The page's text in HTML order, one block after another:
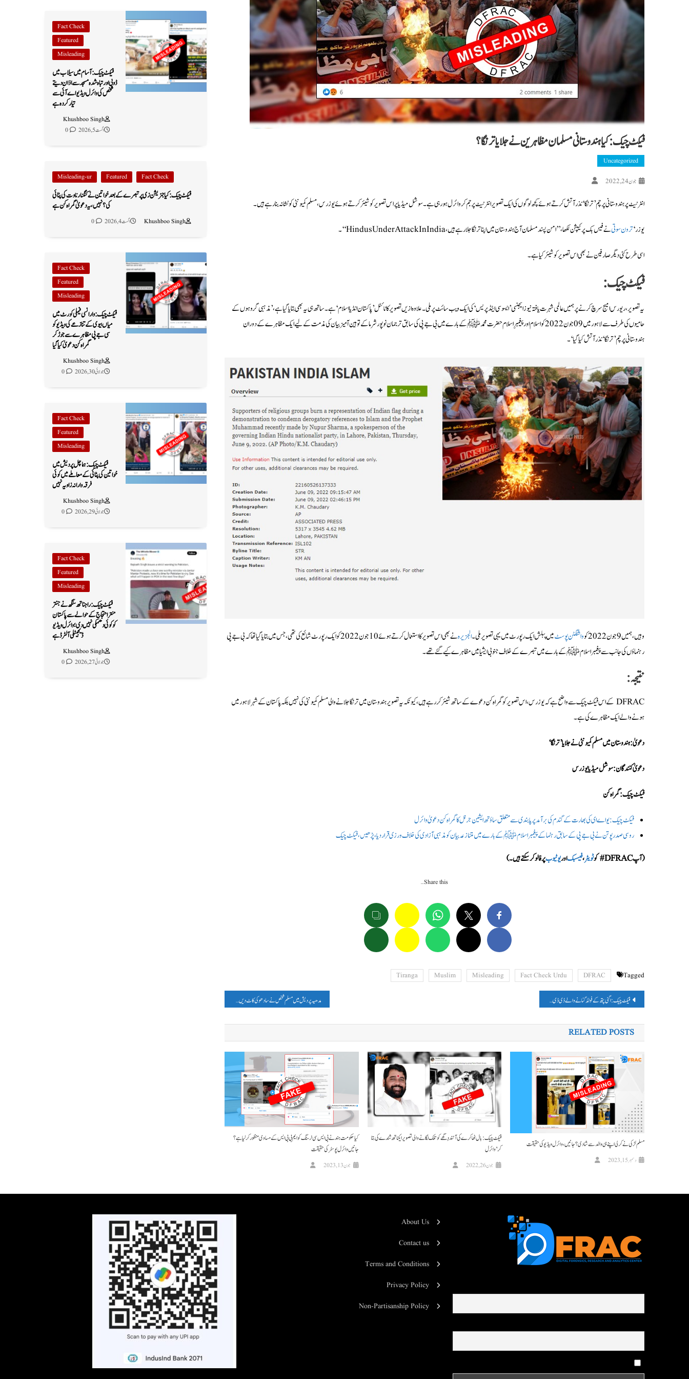
فیکٹ چیک: کیا ہندوستانی مسلمان مظاہرین نے جلایا ترنگا؟
Uncategorized
جون 24, 2022
انٹرنیٹ پر ہندوستانی پرچم ’ترنگا‘ نذر آتش کرتے ہوئے کچھ لوگوں کی ایک تصویر انٹرنیٹ پر جم کر وائرل ہو رہی ہے۔ سوشل میڈیا پر اس تصویر کو شیئر کرتے ہوئے یوزرس، مسلم کمیونٹی کو نشانہ بنا رہے ہیں۔
یوزر ‘ترون سوتینے فیس بک پر کیپشن لکھا، ’’امن پسند مسلمان آج ہندوستان میں اپنا ترنگا جلا رہے ہیں، HindusUnderAttackInIndia‘‘۔
اسی طرح کئی دیگر صارفین نے بھی اس تصویر کو شیئر کیا ہے۔
فیکٹ چیک:
یہ تصویر، ریورس امیج سرچ کرنے پر ہمیں عالمی شہرت یافتہ نیوز ایجنسی ’ایسوسی ایٹڈ پریس‘ کی ایک ویب سائٹ پرملی۔ علاوہ ازیں تصویر کا ٹائٹل ’پاکستان انڈیا اسلام‘ ہے۔ ساتھ ہی یہ بھی بتایا گیا ہے ، ’مذہبی گروہوں کے
حامیوں کی طرف سے لاہور میں 09 جون 2022 کو اسلام اور پیغمبرِ اسلام حضرت محمد ﷺکے بارے میں بی جے پی کی سابق ترجمان نوپور شرما کے توہین آمیز بیان کی مذمت کے لیے ایک مظاہرے کے دوران
ہندوستانی پرچم ’ترنگا‘ نذر آتش کیا گیا‘۔
وہیں، ہمیں 9 جون 2022 کو واشنگٹن پوسٹمیں پبلش ایک رپورٹ میں یہی تصویر ملی۔الجزیرہ
نے بھی اس تصویر کا استعمال کرتے ہوئے 10 جون 2022 کو ایک رپورٹ شائع کی تھی، جس میں بتایا گیا تھا کہ بی جے پی
رہنماؤں کی جانب سے پیغمبر اسلام ﷺ کے بارے میں تبصرے کے خلاف جنوبی ایشیا میں مظاہرے کیے گئے تھے۔
نتیجہ:
DFRAC کے اس فیکٹ چیک سے واضح ہے کہ یوزرس، اس تصویر کو گمراہ کن دعوے کے ساتھ شیئر کر رہے ہیں، کیونکہ یہ تصویر ہندوستان میں ترنگا جلانے والی مسلم کمیونٹی کی نہیں بلکہ پاکستان کےشہر لاہور میں
ہونے والے ایک مظاہرے کی ہے۔
دعویٰ: ہندوستان میں مسلم کمیونٹی نےجلایا ’ترنگا‘
دعویٰ کنندگان: سوشل میڈیا یوزرس
فیکٹ چیک: گمراہ کن
فیکٹ چیک: یو اے ای کی بھارت کے گندم کی برآمد پر پابندی سے متعلق ساؤتھ ایشین جرنل کا گمراہ کن دعویٰ وائرل
روسی صدر پوتن نے بی جے پی کے سابق رہنما کے پیغمبر اسلام ﷺ کے بارے میں متنازعہ بیان کو مذہبی آزادی کی خلاف ورزی قرار دیا، پڑھیں، فیکٹ چیک
(آپ DFRAC# کو
ٹویٹر،فیسبکاوریوٹیوبپر فالو کر سکتے ہیں۔)
Share this…
Tagged
DFRAC
Fact Check Urdu
Misleading
Muslim
Tiranga
پوسٹوں
کی
نیویگیشن
فیکٹ چیک: اگنی پتھ کے فوائد گنانے والے ڈی ڈی نیوز کے دو ٹویٹس پر سوشل میڈیا یوزرس نے اٹھائے سوال مدھیہ پردیش میں مسلم شخص نے سادھو کی کاٹ دیں جٹائیں اور داڑھی ؟، پڑھیں-فیکٹ چیک
RELATED POSTS
مسلم لڑکی نے کر لی اپنے ہی والد سے شادی؟ جانیں، وائرل ویڈیو کی حقیقت
دسمبر 15, 2023
فیکٹ چیک: بال ٹھاکرے کی آنند دِگھے کو تلک لگانے والی تصویر ایکناتھ شندے کی بتا
کر ‘وائرل
جون 26, 2022
کیا حکومت ہند نے بی ایس سی نرسنگ کو ایم بی بی ایس کے مساوی منظور کر لیا ہے؟
جانیں وائرل پوسٹر کی حقیقت
جون 13, 2023
Fact Check
Featured
Misleading
فیکٹ چیک: آسام میں سیلاب میں
ڈوبی اور تباہ شدہ مسجد سے اذان دیتے
شخص کی وائرل ویڈیو اے آئی سے
تیار کردہ ہے
Khushboo Singh
اگست 5, 2026
0
Fact Check
Featured
Misleading-ur
فیکٹ چیک: کیا جنریشن زی پر تبصرے کے بعد خواتین نے کنگنا رناوت کی پٹائی
کی؟ نہیں، یہ دعویٰ گمراہ کن ہے
Khushboo Singh اگست 4, 2026 0
Fact Check
Featured
Misleading
فیکٹ چیک: وارانسی فیملی کورٹ میں
میاں بیوی کے تنازعے کی ویڈیو کو
سی جے پی مظاہرے سے جوڑ کر
گمراہ کن دعویٰ کیا گیا
Khushboo Singh
جولائی 30, 2026
0
Fact Check
Featured
Misleading
فیکٹ چیک: ہماچل پردیش میں
خواتین کی پٹائی کے معاملے میں کوئی
فرقہ وارانہ زاویہ نہیں
Khushboo Singh
جولائی 29, 2026
0
Fact Check
Featured
Misleading
فیکٹ چیک: راجناتھ سنگھ نے جنتر
منتر احتجاج کے حوالے سے پاکستان
کو کوئی دھمکی نہیں دی؛ وائرل ویڈیو
ڈیجیٹلی آلٹرڈ ہے
Khushboo Singh
جولائی 27, 2026
0
About Us
Contact us
Terms and Conditions
Privacy Policy
Non-Partisanship Policy